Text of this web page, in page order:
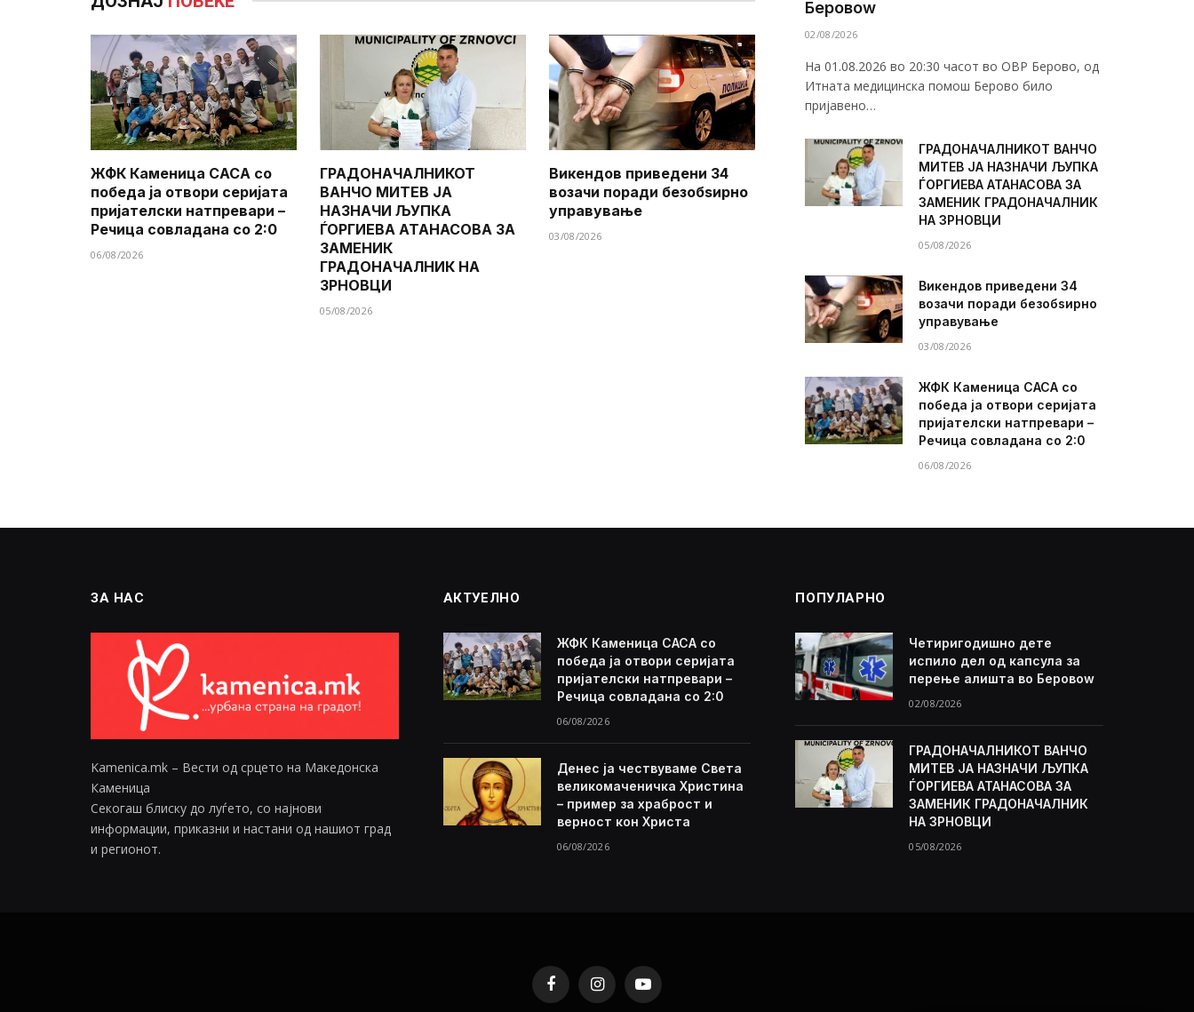
ЖФК Каменица САСА со
победа ја отвори серијата
пријателски натпревари –
Речица совладана со 2:0
06/08/2026
ГРАДОНАЧАЛНИКОТ
ВАНЧО МИТЕВ ЈА
НАЗНАЧИ ЉУПКА
ЃОРГИЕВА АТАНАСОВА ЗА
ЗАМЕНИК
ГРАДОНАЧАЛНИК НА
ЗРНОВЦИ
05/08/2026
Викендов приведени 34
возачи поради безобѕирно
управување
03/08/2026
Беровоw
02/08/2026
На 01.08.2026 во 20:30 часот во ОВР Берово, од
Итната медицинска помош Берово било
пријавено…
ГРАДОНАЧАЛНИКОТ ВАНЧО
МИТЕВ ЈА НАЗНАЧИ ЉУПКА
ЃОРГИЕВА АТАНАСОВА ЗА
ЗАМЕНИК ГРАДОНАЧАЛНИК
НА ЗРНОВЦИ
05/08/2026
Викендов приведени 34
возачи поради безобѕирно
управување
03/08/2026
ЖФК Каменица САСА со
победа ја отвори серијата
пријателски натпревари –
Речица совладана со 2:0
06/08/2026
ЗА НАС
Kamenica.mk – Вести од срцето на Македонска
Каменица
Секогаш блиску до луѓето, со најнови
информации, приказни и настани од нашиот град
и регионот.
АКТУЕЛНО
ЖФК Каменица САСА со
победа ја отвори серијата
пријателски натпревари –
Речица совладана со 2:0
06/08/2026
Денес ја чествуваме Света
великомаченичка Христина
– пример за храброст и
верност кон Христа
06/08/2026
ПОПУЛАРНО
Четиригодишно дете
испило дел од капсула за
перење алишта во Беровоw
02/08/2026
ГРАДОНАЧАЛНИКОТ ВАНЧО
МИТЕВ ЈА НАЗНАЧИ ЉУПКА
ЃОРГИЕВА АТАНАСОВА ЗА
ЗАМЕНИК ГРАДОНАЧАЛНИК
НА ЗРНОВЦИ
05/08/2026
FacebookInstagramYouTube